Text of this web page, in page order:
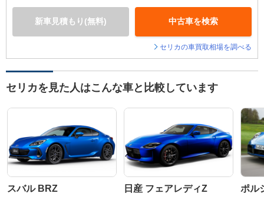
新車見積もり(無料) 中古車を検索
セリカの車買取相場を調べる
セリカを見た人はこんな車と比較しています
スバル BRZ 日産 フェアレディZ ポル